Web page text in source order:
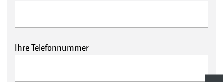
Ihre Telefonnummer